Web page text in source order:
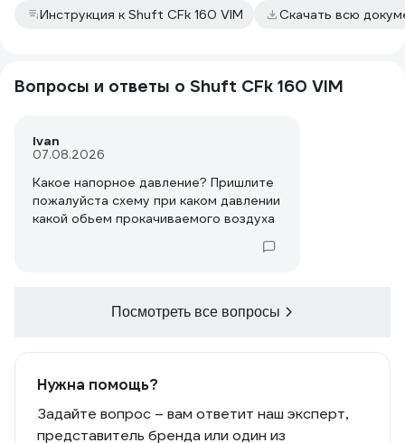
Инструкция к Shuft CFk 160 VIM Скачать всю
Вопросы и ответы о Shuft CFk 160 VIM
Ivan
07.08.2026
Какое напорное давление? Пришлите
пожалуйста схему при каком давлении
какой обьем прокачиваемого воздуха
Посмотреть все вопросы
Нужна помощь?
Задайте вопрос – вам ответит наш эксперт,
представитель бренда или один из